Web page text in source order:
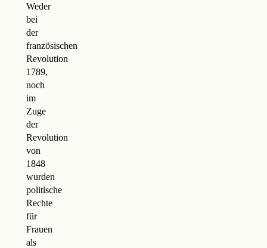
Weder
bei
der
französischen
Revolution
1789,
noch
im
Zuge
der
Revolution
von
1848
wurden
politische
Rechte
für
Frauen
als